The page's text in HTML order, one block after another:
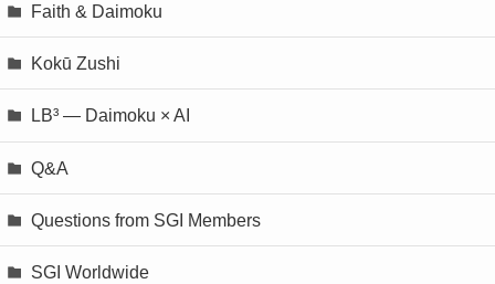
Faith & Daimoku
Kokū Zushi
LB³ — Daimoku × AI
Q&A
Questions from SGI Members
SGI Worldwide